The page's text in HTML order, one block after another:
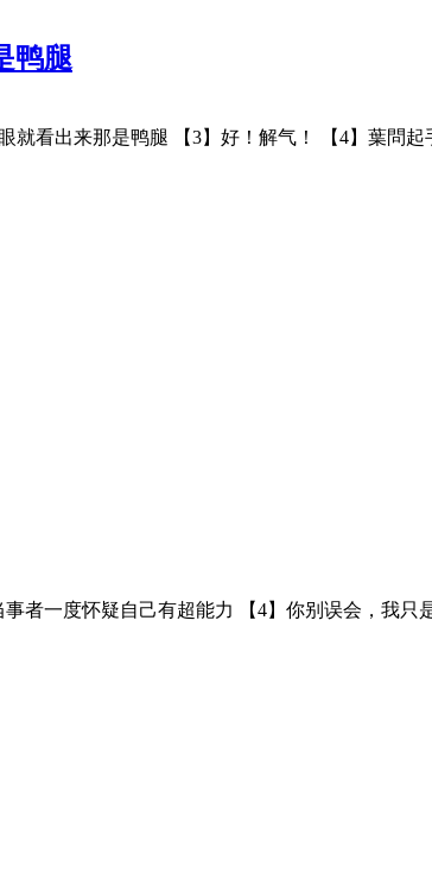
鸭腿
就看出来那是鸭腿 【3】好！解气！ 【4】葉問
事者一度怀疑自己有超能力 【4】你别误会，